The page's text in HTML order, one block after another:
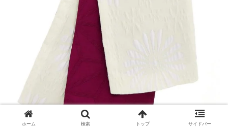
ホーム 検索 トップ サイドバー